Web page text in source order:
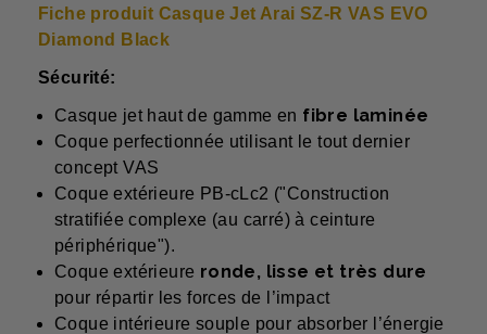
Fiche produit Casque Jet Arai SZ-R VAS EVO
Diamond Black
Sécurité:
Casque jet haut de gamme en fibre laminée
Coque perfectionnée utilisant le tout dernier
concept VAS
Coque extérieure PB-cLc2 ("Construction
stratifiée complexe (au carré) à ceinture
périphérique").
Coque extérieure ronde, lisse et très dure
pour répartir les forces de l’impact
Coque intérieure souple pour absorber l’énergie